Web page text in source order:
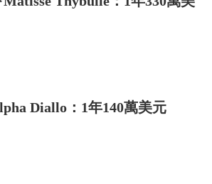
Diallo：1年140萬美元